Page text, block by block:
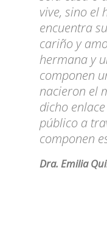
vive, sino el
encuentra
cariño y
hermana y
componen
nacieron el
dicho
público a
componen
Dra. Emilia